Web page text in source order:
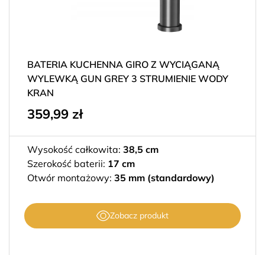
BATERIA KUCHENNA GIRO Z WYCIĄGANĄ
WYLEWKĄ GUN GREY 3 STRUMIENIE WODY
KRAN
359,99 zł
Wysokość całkowita: 38,5 cm
Szerokość baterii: 17 cm
Otwór montażowy: 35 mm (standardowy)
Zobacz produkt